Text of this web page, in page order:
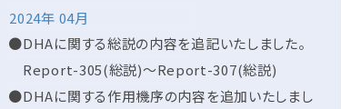
2024年 04月
●DHAに関する総説の内容を追記いたしました。
Report-305(総説)～Report-307(総説)
●DHAに関する作用機序の内容を追加いたしまし